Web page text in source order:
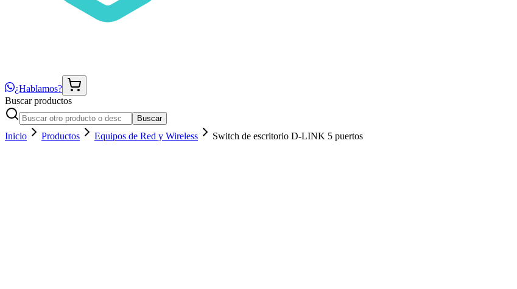
¿Hablamos?
Buscar productos
Buscar
Inicio Productos Equipos de Red y Wireless Switch de escritorio D-LINK 5 puertos